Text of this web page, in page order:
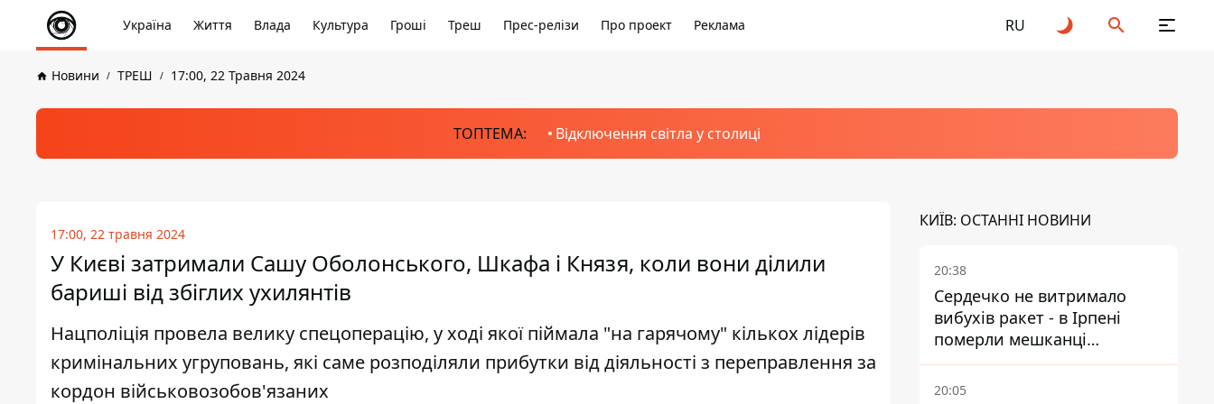
Україна Життя Влада Культура Гроші Треш Прес-релізи Про проект Реклама RU
Новини ТРЕШ 17:00, 22 Травня 2024
ТОПТЕМА: Відключення світла у столиці
17:00, 22 травня 2024
У Києві затримали Сашу Оболонського, Шкафа і Князя, коли вони ділили
бариші від збіглих ухилянтів
Нацполіція провела велику спецоперацію, у ході якої піймала "на гарячому" кількох лідерів
кримінальних угруповань, які саме розподіляли прибутки від діяльності з переправлення за
кордон військовозобов'язаних
КИЇВ: ОСТАННІ НОВИНИ
20:38
Сердечко не витримало
вибухів ракет - в Ірпені
померли мешканці
притулку для собак з
інвалідністю
20:05